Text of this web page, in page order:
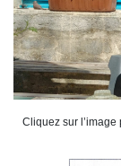
Cliquez sur